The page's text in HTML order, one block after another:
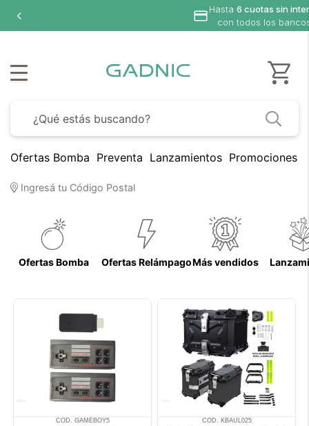
Hasta 6 cuotas sin
con todos los
Ofertas Bomba Preventa Lanzamientos Promociones
Ingresá tu Código Postal
Ofertas Bomba Ofertas RelámpagoMás vendidos
COD. GAMEBOY5 COD. KBAUL025